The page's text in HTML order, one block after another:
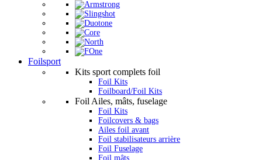
Foilsport
Kits sport complets foil
Foil Kits
Foilboard/Foil Kits
Foil Ailes, mâts, fuselage
Foil Kits
Foilcovers & bags
Ailes foil avant
Foil stabilisateurs arrière
Foil Fuselage
Foil mâts